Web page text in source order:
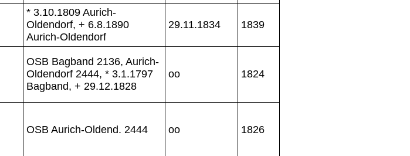
* 3.10.1809 Aurich-
Oldendorf, + 6.8.1890
Aurich-Oldendorf
29.11.1834 1839
OSB Bagband 2136, Aurich-
Oldendorf 2444, * 3.1.1797
Bagband, + 29.12.1828
oo 1824
OSB Aurich-Oldend. 2444 oo 1826